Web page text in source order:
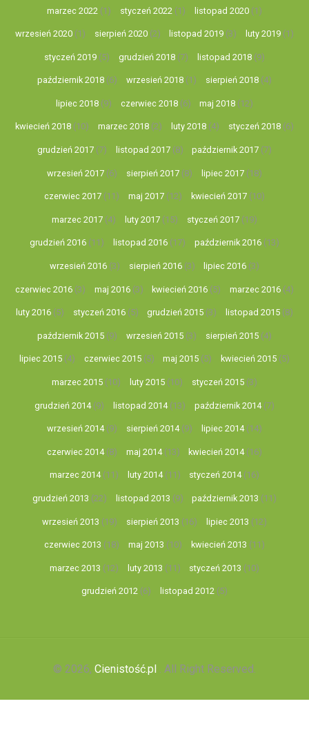
marzec 2022 (1) styczeń 2022 (1) listopad 2020(1)
wrzesień 2020(1) sierpień 2020(2) listopad 2019 (3) luty 2019 (1)
styczeń 2019 (5) grudzień 2018 (7) listopad 2018(9)
październik 2018 (6) wrzesień 2018 (1) sierpień 2018(4)
lipiec 2018(9) czerwiec 2018(6) maj 2018 (12)
kwiecień 2018 (10) marzec 2018 (2) luty 2018(4) styczeń 2018(6)
grudzień 2017(7) listopad 2017(8) październik 2017 (7)
wrzesień 2017 (6) sierpień 2017 (8) lipiec 2017(18)
czerwiec 2017 (11) maj 2017 (12) kwiecień 2017(10)
marzec 2017 (4) luty 2017 (15) styczeń 2017(19)
grudzień 2016 (11) listopad 2016 (17) październik 2016(13)
wrzesień 2016(3) sierpień 2016(3) lipiec 2016 (3)
czerwiec 2016(3) maj 2016(3) kwiecień 2016 (5) marzec 2016 (4)
luty 2016(5) styczeń 2016(5) grudzień 2015 (3) listopad 2015 (8)
październik 2015 (9) wrzesień 2015 (3) sierpień 2015(4)
lipiec 2015(4) czerwiec 2015(5) maj 2015 (5) kwiecień 2015 (5)
marzec 2015 (10) luty 2015 (10) styczeń 2015(3)
grudzień 2014(9) listopad 2014(13) październik 2014(7)
wrzesień 2014(9) sierpień 2014(9) lipiec 2014(14)
czerwiec 2014(8) maj 2014(13) kwiecień 2014(16)
marzec 2014(11) luty 2014(11) styczeń 2014(16)
grudzień 2013 (22) listopad 2013 (9) październik 2013 (11)
wrzesień 2013 (19) sierpień 2013 (16) lipiec 2013 (12)
czerwiec 2013 (18) maj 2013 (10) kwiecień 2013 (11)
marzec 2013 (12) luty 2013 (11) styczeń 2013 (10)
grudzień 2012 (6) listopad 2012(5)
© 2026, Cienistość.pl . All Right Reserved.